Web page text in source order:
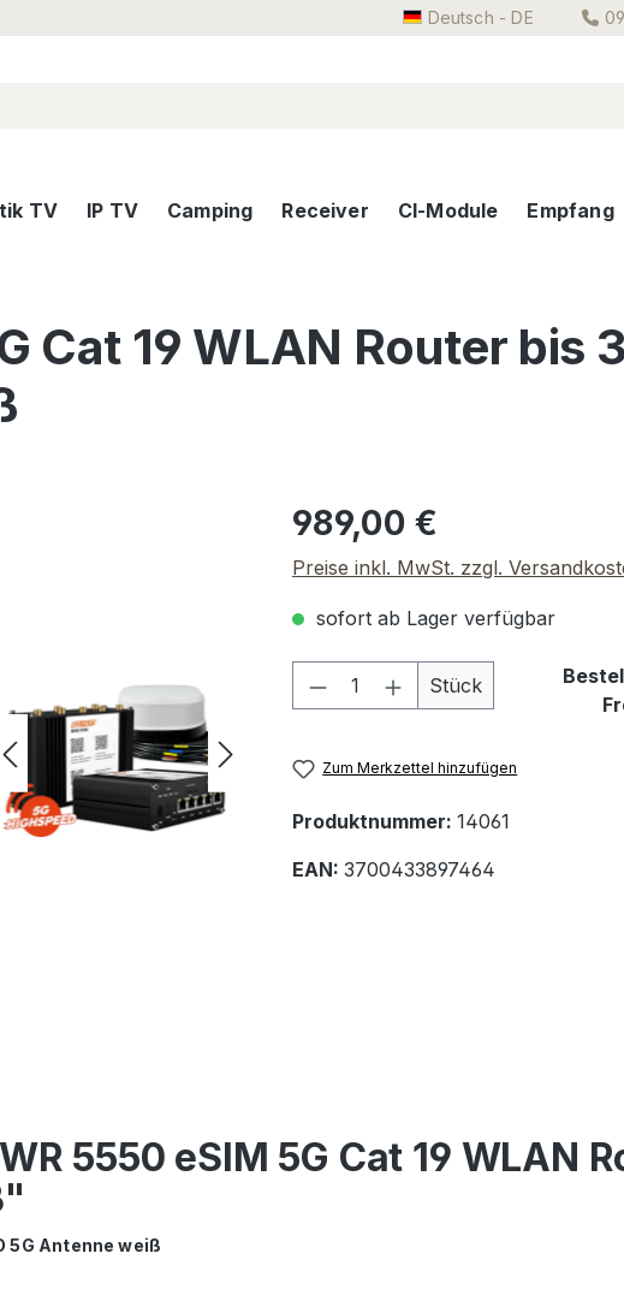
Deutsch - DE
TV IP TV Camping Receiver CI-Module Empfang
Cat 19 WLAN Router bis
Regulärer Preis:
989,00 €
Preise inkl. MwSt. zzgl.
sofort ab Lager verfügbar
Produkt Anzahl: Gib
Stück
Zum Merkzettel hinzufügen
Produktnummer: 14061
EAN: 3700433897464
5550 eSIM 5G Cat 19 WLAN
5G Antenne weiß